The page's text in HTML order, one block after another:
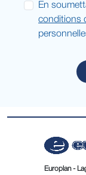
En
conditions
Europlan -